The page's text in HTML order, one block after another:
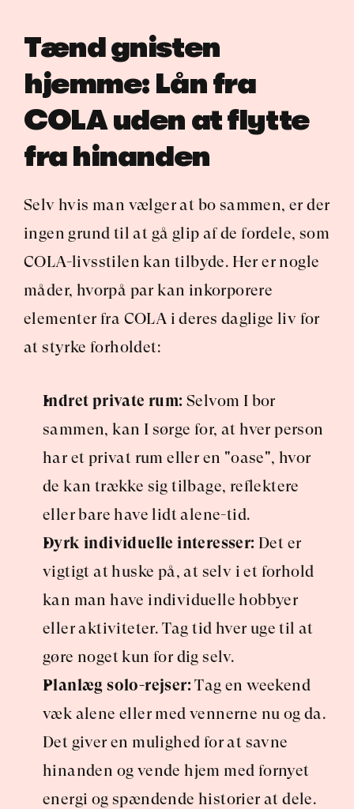
Tænd gnisten
hjemme: Lån fra
COLA uden at flytte
fra hinanden
Selv hvis man vælger at bo sammen, er der
ingen grund til at gå glip af de fordele, som
COLA-livsstilen kan tilbyde. Her er nogle
måder, hvorpå par kan inkorporere
elementer fra COLA i deres daglige liv for
at styrke forholdet:
Indret private rum: Selvom I bor
sammen, kan I sørge for, at hver person
har et privat rum eller en "oase", hvor
de kan trække sig tilbage, reflektere
eller bare have lidt alene-tid.
Dyrk individuelle interesser: Det er
vigtigt at huske på, at selv i et forhold
kan man have individuelle hobbyer
eller aktiviteter. Tag tid hver uge til at
gøre noget kun for dig selv.
Planlæg solo-rejser: Tag en weekend
væk alene eller med vennerne nu og da.
Det giver en mulighed for at savne
hinanden og vende hjem med fornyet
energi og spændende historier at dele.